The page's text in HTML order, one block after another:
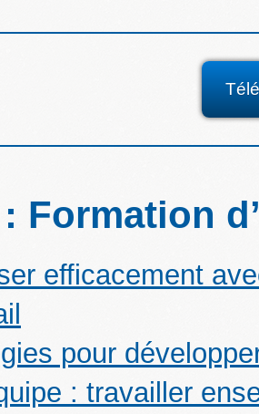
Formation
efficacement
pour
: travailler